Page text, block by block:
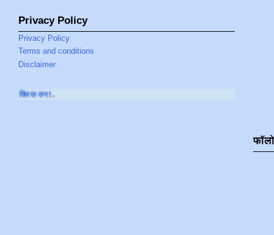
Privacy Policy
Privacy Policy
Terms and conditions
Disclaimer